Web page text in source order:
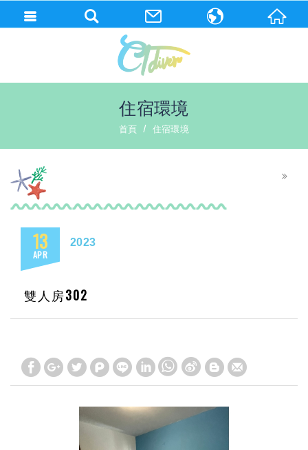
住宿環境
首頁 住宿環境
2023
13
APR
雙人房302
繁體中文
English